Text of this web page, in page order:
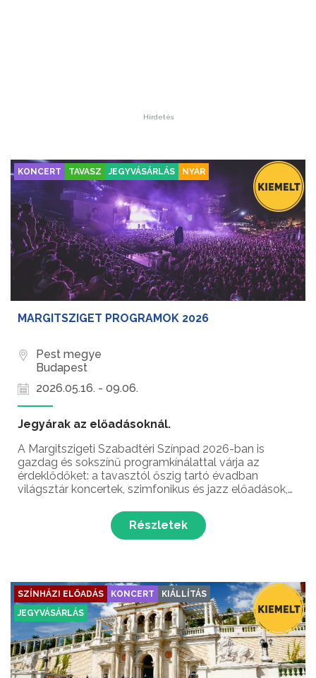
Hirdetés
KONCERT TAVASZ JEGYVÁSÁRLÁS NYÁR
MARGITSZIGET PROGRAMOK 2026
Pest megye
Budapest
2026.05.16. - 09.06.
Jegyárak az előadásoknál.
A Margitszigeti Szabadtéri Színpad 2026-ban is
gazdag és sokszínű programkínálattal várja az
érdeklődőket: a tavasztól őszig tartó évadban
világsztár koncertek, szimfonikus és jazz előadások,
musicalbemutatók, valamint különleges tánc- és
filmkoncertek gondoskodna...
Részletek
SZÍNHÁZI ELŐADÁS KONCERT
KIÁLLÍTÁS
JEGYVÁSÁRLÁS